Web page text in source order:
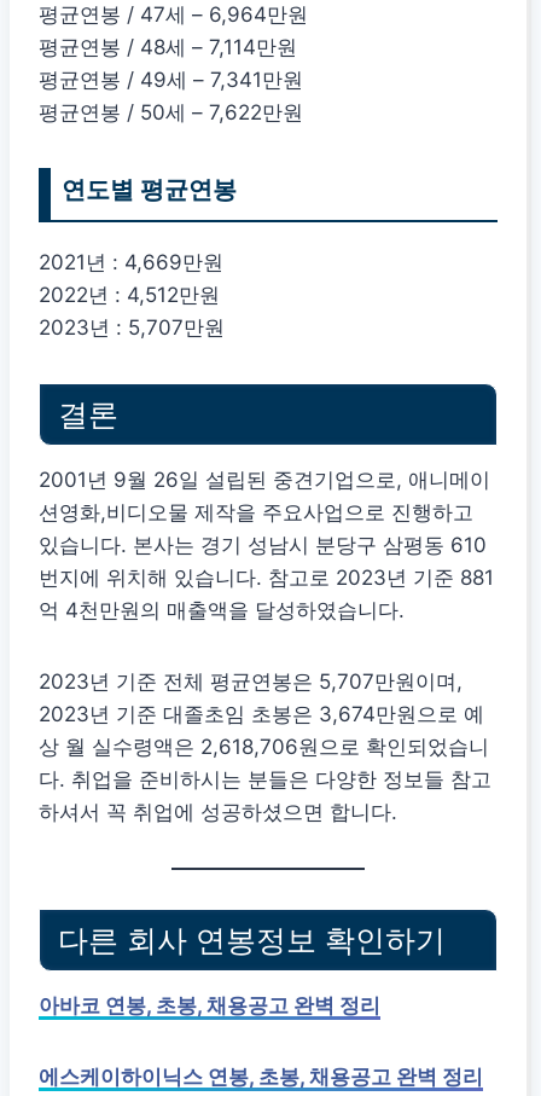
평균연봉 / 47세 – 6,964만원
평균연봉 / 48세 – 7,114만원
평균연봉 / 49세 – 7,341만원
평균연봉 / 50세 – 7,622만원
연도별 평균연봉
2021년 : 4,669만원
2022년 : 4,512만원
2023년 : 5,707만원
결론
2001년 9월 26일 설립된 중견기업으로, 애니메이
션영화,비디오물 제작을 주요사업으로 진행하고
있습니다. 본사는 경기 성남시 분당구 삼평동 610
번지에 위치해 있습니다. 참고로 2023년 기준 881
억 4천만원의 매출액을 달성하였습니다.
2023년 기준 전체 평균연봉은 5,707만원이며,
2023년 기준 대졸초임 초봉은 3,674만원으로 예
상 월 실수령액은 2,618,706원으로 확인되었습니
다. 취업을 준비하시는 분들은 다양한 정보들 참고
하셔서 꼭 취업에 성공하셨으면 합니다.
다른 회사 연봉정보 확인하기
아바코 연봉, 초봉, 채용공고 완벽 정리
에스케이하이닉스 연봉, 초봉, 채용공고 완벽 정리